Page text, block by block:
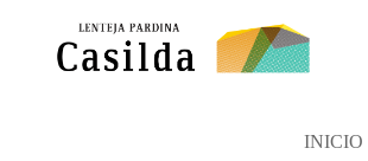
INICIO